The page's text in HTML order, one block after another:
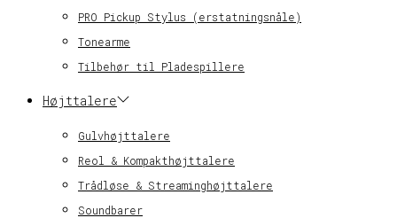
PRO Pickup Stylus (erstatningsnåle)
Tonearme
Tilbehør til Pladespillere
Højttalere
Gulvhøjttalere
Reol & Kompakthøjttalere
Trådløse & Streaminghøjttalere
Soundbarer